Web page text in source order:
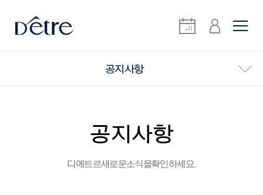
공지사항
공지사항
디에트르 새로운 소식을 확인하세요.